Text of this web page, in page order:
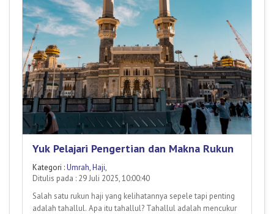
Yuk Pelajari Pengertian dan Makna Rukun
Kategori :Umrah,Haji,
Ditulis pada : 29 Juli 2025, 10:00:40
Salah satu rukun haji yang kelihatannya sepele tapi penting
adalah tahallul. Apa itu tahallul? Tahallul adalah mencukur